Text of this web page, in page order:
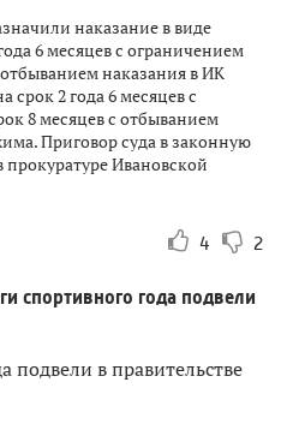
наказание в виде
6 месяцев с ограничением
наказания в ИК
срок 2 года 6 месяцев с
8 месяцев с отбыванием
Приговор суда в законную
Ивановской
4 2
спортивного года подвели